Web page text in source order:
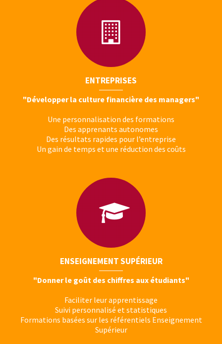
ENTREPRISES
"Développer la culture financière des managers"
Une personnalisation des formations
Des apprenants autonomes
Des résultats rapides pour l’entreprise
Un gain de temps et une réduction des coûts
ENSEIGNEMENT SUPÉRIEUR
"Donner le goût des chiffres aux étudiants"
Faciliter leur apprentissage
Suivi personnalisé et statistiques
Formations basées sur les référentiels Enseignement
Supérieur